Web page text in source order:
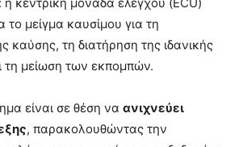
κεντρική μονάδα ελέγχου (ECU)
το μείγμα καυσίμου για τη
καύσης, τη διατήρηση της ιδανικής
τη μείωση των εκπομπών.
είναι σε θέση να ανιχνεύει
, παρακολουθώντας την